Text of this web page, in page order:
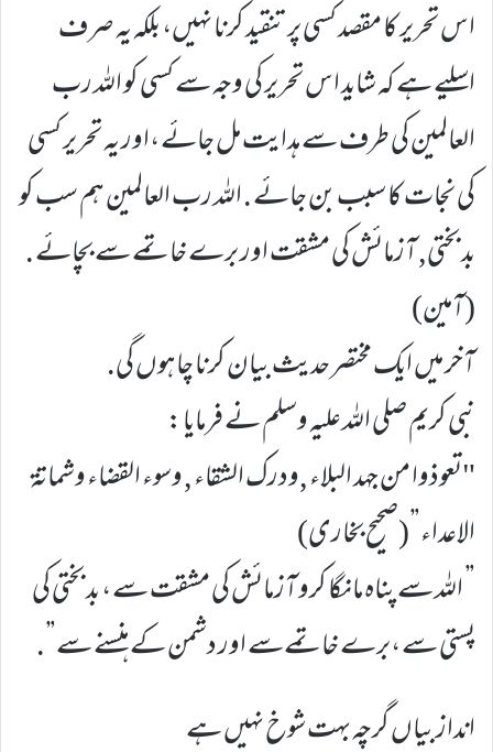
اس تحریر کا مقصد کسی پر تنقید کرنا نہیں، بلکہ یہ صرف
اسلیے ہے کہ شاید اس تحریر کی وجہ سے کسی کو اللہ رب
العالمین کی طرف سے ہدایت مل جائے ،اور یہ تحریر کسی
کی نجات کا سبب بن جائے . اللہ رب العالمین ہم سب کو
بد بختی, آزمائش کی مشقت اور برے خاتمے سے بچائے .
(آمین)
آخر میں ایک مختصر حدیث بیان کرنا چاہوں گی.
نبی کریم صلی اللہ علیہ وسلم نے فرمایا :
"تعوذوا من جهد البلاء ,ودرك الشقاء , وسوء القضاء وشماتة
الاعداء”(صحیح بخاری)
” اللہ سے پناہ مانگا کرو آزمائش کی مشقت سے ، بد بختی کی
پستی سے ،برے خاتمےسے اور دشمن کے ہنسنے سے”.
انداز بیاں گرچہ بہت شوخ نہیں ہے